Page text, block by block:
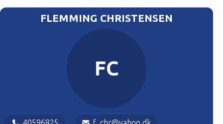
FLEMMING CHRISTENSEN
FC